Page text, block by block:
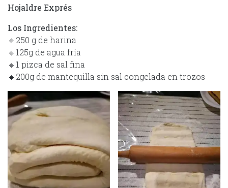
Hojaldre Exprés
Los Ingredientes:
🔸250 g de harina
🔸125g de agua fría
🔸1 pizca de sal fina
🔸200g de mantequilla sin sal congelada en trozos